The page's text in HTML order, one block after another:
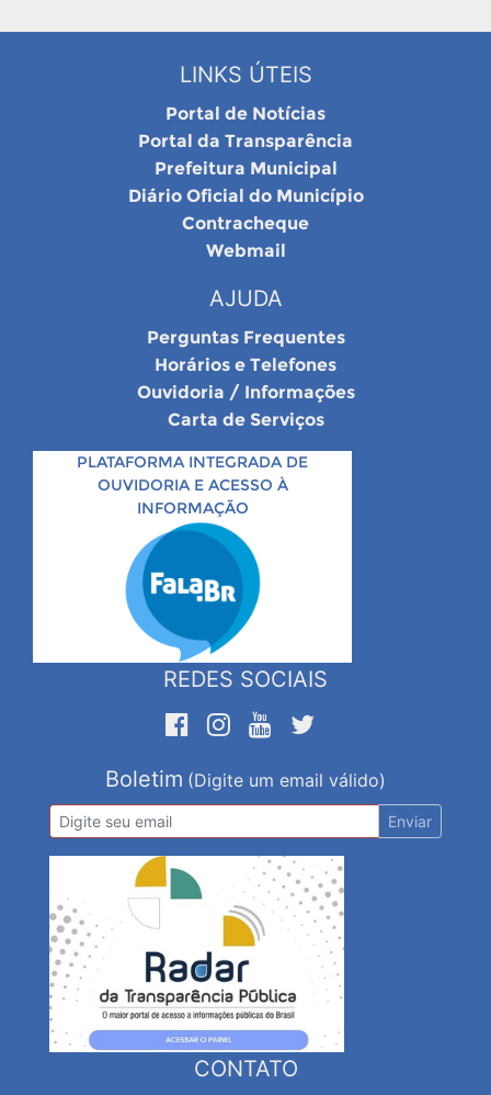
LINKS ÚTEIS
Portal de Notícias
Portal da Transparência
Prefeitura Municipal
Diário Oficial do Município
Contracheque
Webmail
AJUDA
Perguntas Frequentes
Horários e Telefones
Ouvidoria / Informações
Carta de Serviços
PLATAFORMA INTEGRADA DE
OUVIDORIA E ACESSO À
INFORMAÇÃO
REDES SOCIAIS
Boletim (Digite um email válido)
Enviar
CONTATO